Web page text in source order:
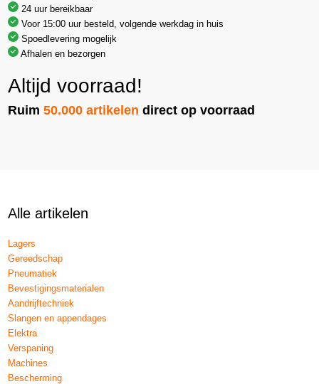
24 uur bereikbaar
Voor 15:00 uur besteld, volgende werkdag in huis
Spoedlevering mogelijk
Afhalen en bezorgen
Altijd voorraad!
Ruim50.000 artikelen direct op voorraad
Alle artikelen
Lagers
Gereedschap
Pneumatiek
Bevestigingsmaterialen
Aandrijftechniek
Slangen en appendages
Elektra
Verspaning
Machines
Bescherming